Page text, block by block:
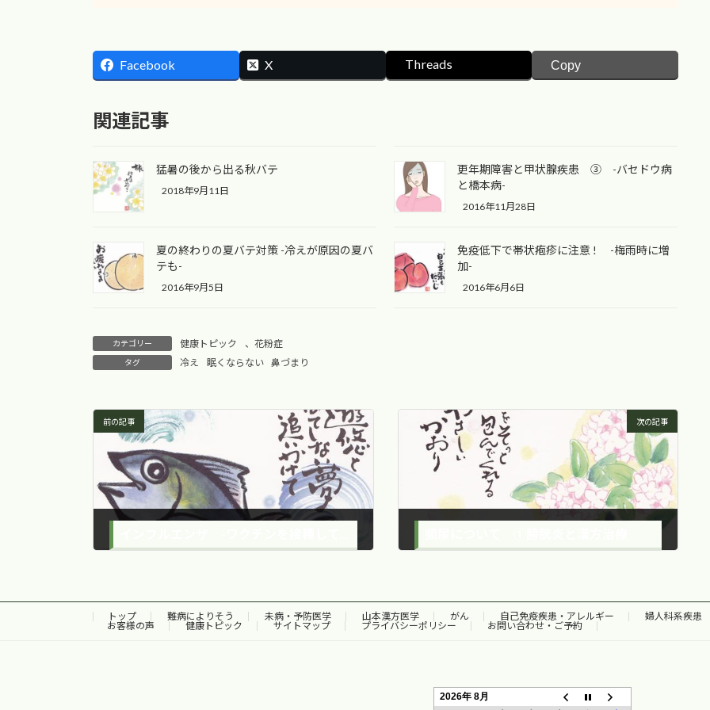
Facebook X Threads Copy
関連記事
猛暑の後から出る秋バテ
2018年9月11日
更年期障害と甲状腺疾患 ③ -バセドウ病
と橋本病-
2016年11月28日
夏の終わりの夏バテ対策 -冷えが原因の夏バ
テも-
2016年9月5日
免疫低下で帯状疱疹に注意 ! -梅雨時に増
加-
2016年6月6日
カテゴリー 健康トピック 、 花粉症
タグ 冷え 眠くならない 鼻づまり
前の記事 次の記事
トップ 難病によりそう 未病・予防医学 山本漢方医学 がん 自己免疫疾患・アレルギー 婦人科系疾患
お客様の声
健康トピック サイトマップ プライバシーポリシー お問い合わせ・ご予約
2026年 8月